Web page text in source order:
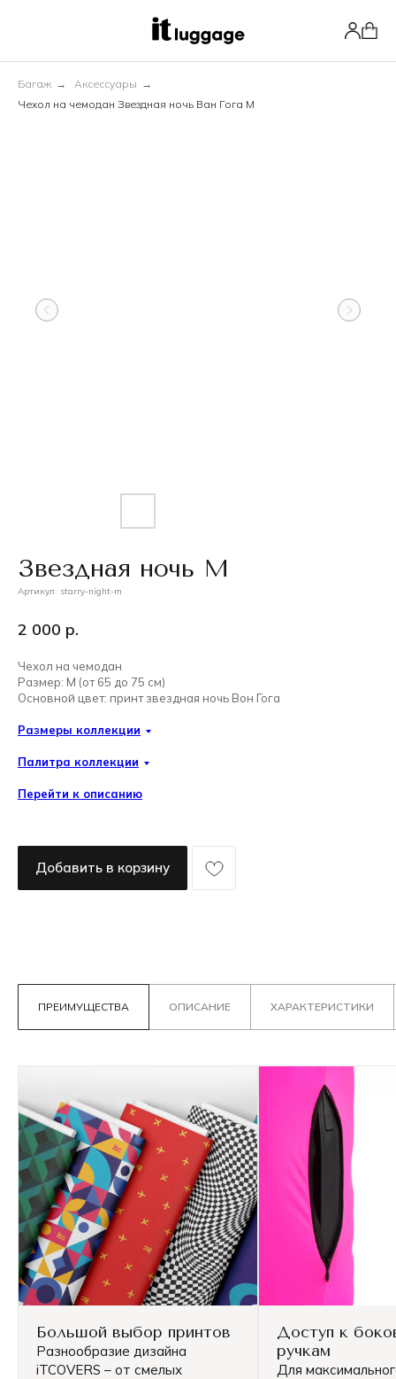
Багаж → Аксессуары →
Чехол на чемодан Звездная ночь Ван Гога М
Звездная ночь М
Артикул: starry-night-m
2 000 р.
Чехол на чемодан
Размер: M (от 65 до 75 см)
Основной цвет: принт звездная ночь Вон Гога
Размеры коллекции
Палитра коллекции
Перейти к описанию
Добавить в корзину
ПРЕИМУЩЕСТВА ОПИСАНИЕ ХАРАКТЕРИСТИКИ
Большой выбор принтов
Разнообразие дизайна
iTCOVERS – от смелых
Доступ к
ручкам
Для